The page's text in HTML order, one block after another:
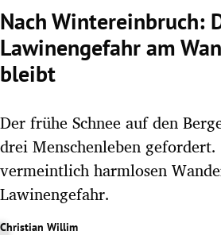
Untermenü
Nach Wintereinbruch:
Lawinengefahr am
bleibt
Der frühe Schnee auf den
drei Menschenleben gefordert.
vermeintlich harmlosen
Lawinengefahr.
Christian Willim